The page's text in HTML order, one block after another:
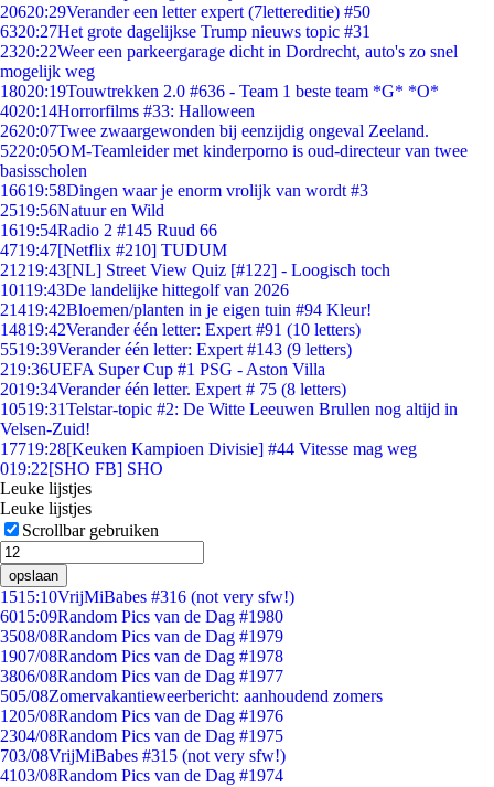
20620:29Verander een letter expert (7lettereditie) #50
6320:27Het grote dagelijkse Trump nieuws topic #31
2320:22Weer een parkeergarage dicht in Dordrecht, auto's zo snel
mogelijk weg
18020:19Touwtrekken 2.0 #636 - Team 1 beste team *G* *O*
4020:14Horrorfilms #33: Halloween
2620:07Twee zwaargewonden bij eenzijdig ongeval Zeeland.
5220:05OM-Teamleider met kinderporno is oud-directeur van twee
basisscholen
16619:58Dingen waar je enorm vrolijk van wordt #3
2519:56Natuur en Wild
1619:54Radio 2 #145 Ruud 66
4719:47[Netflix #210] TUDUM
21219:43[NL] Street View Quiz [#122] - Loogisch toch
10119:43De landelijke hittegolf van 2026
21419:42Bloemen/planten in je eigen tuin #94 Kleur!
14819:42Verander één letter: Expert #91 (10 letters)
5519:39Verander één letter: Expert #143 (9 letters)
219:36UEFA Super Cup #1 PSG - Aston Villa
2019:34Verander één letter. Expert # 75 (8 letters)
10519:31Telstar-topic #2: De Witte Leeuwen Brullen nog altijd in
Velsen-Zuid!
17719:28[Keuken Kampioen Divisie] #44 Vitesse mag weg
019:22[SHO FB] SHO
Leuke lijstjes
Leuke lijstjes
Scrollbar gebruiken
opslaan
1515:10VrijMiBabes #316 (not very sfw!)
6015:09Random Pics van de Dag #1980
3508/08Random Pics van de Dag #1979
1907/08Random Pics van de Dag #1978
3806/08Random Pics van de Dag #1977
505/08Zomervakantieweerbericht: aanhoudend zomers
1205/08Random Pics van de Dag #1976
2304/08Random Pics van de Dag #1975
703/08VrijMiBabes #315 (not very sfw!)
4103/08Random Pics van de Dag #1974